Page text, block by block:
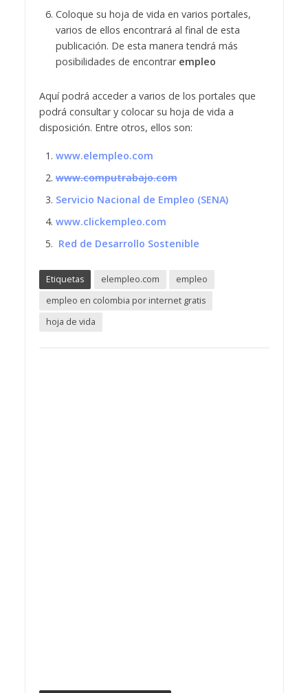
Coloque su hoja de vida en varios portales,
varios de ellos encontrará al final de esta
publicación. De esta manera tendrá más
posibilidades de encontrar empleo
Aquí podrá acceder a varios de los portales que
podrá consultar y colocar su hoja de vida a
disposición. Entre otros, ellos son:
www.elempleo.com
www.computrabajo.com
Servicio Nacional de Empleo (SENA)
www.clickempleo.com
Red de Desarrollo Sostenible
Etiquetas elempleo.com
empleo
empleo en colombia por internet gratis
hoja de vida